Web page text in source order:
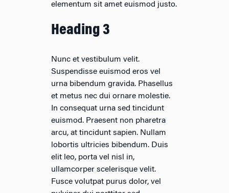
elementum sit amet euismod justo.
Heading 3
Nunc et vestibulum velit.
Suspendisse euismod eros vel
urna bibendum gravida. Phasellus
et metus nec dui ornare molestie.
In consequat urna sed tincidunt
euismod. Praesent non pharetra
arcu, at tincidunt sapien. Nullam
lobortis ultricies bibendum. Duis
elit leo, porta vel nisl in,
ullamcorper scelerisque velit.
Fusce volutpat purus dolor, vel